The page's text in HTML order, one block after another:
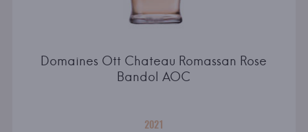
Domaines Ott Chateau Romassan Rose
Bandol AOC
2021